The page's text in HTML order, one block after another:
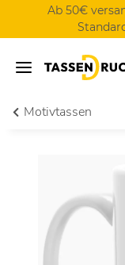
Ab 50€
Motivtassen